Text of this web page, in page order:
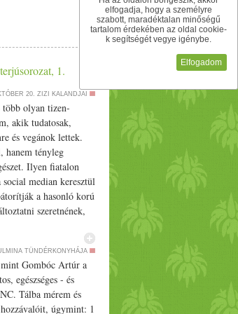
annyi vizet tegyél
tepsire kis
1.
20. ZIZI KALANDJAI
olyan tizen-
akik tudatosak,
és vegánok lettek.
hanem tényleg
Ilyen fiatalon
median keresztül
a hasonló korú
szeretnének,
természetesek?
ezzel a sorzattal.
alanyomat,
röviden?
16 éves, tizedik
TÜNDÉRKONYHÁJA
Gombóc Artúr a
egészséges - és
Tálba mérem és
hozzávalóit, úgymint: 1
elfogadja, hogy a személyre
szabott, maradéktalan minőségű
tartalom érdekében az oldal cookie-
k segítségét vegye igénybe.
Elfogadom